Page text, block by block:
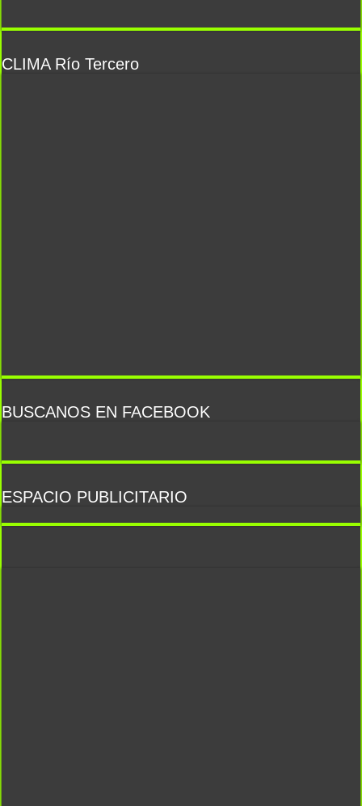
CLIMA Río Tercero
BUSCANOS EN FACEBOOK
ESPACIO PUBLICITARIO